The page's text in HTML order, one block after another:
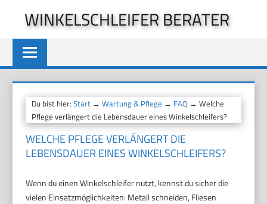
springen
WINKELSCHLEIFER BERATER
Du bist hier:Start →Wartung & Pflege → FAQ → Welche
Pflege verlängert die Lebensdauer eines Winkelschleifers?
WELCHE PFLEGE VERLÄNGERT DIE
LEBENSDAUER EINES WINKELSCHLEIFERS?
Wenn du einen Winkelschleifer nutzt, kennst du sicher die
vielen Einsatzmöglichkeiten: Metall schneiden, Fliesen